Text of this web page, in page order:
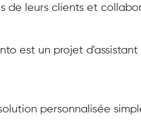
de leurs clients et
est un projet
personnalisée